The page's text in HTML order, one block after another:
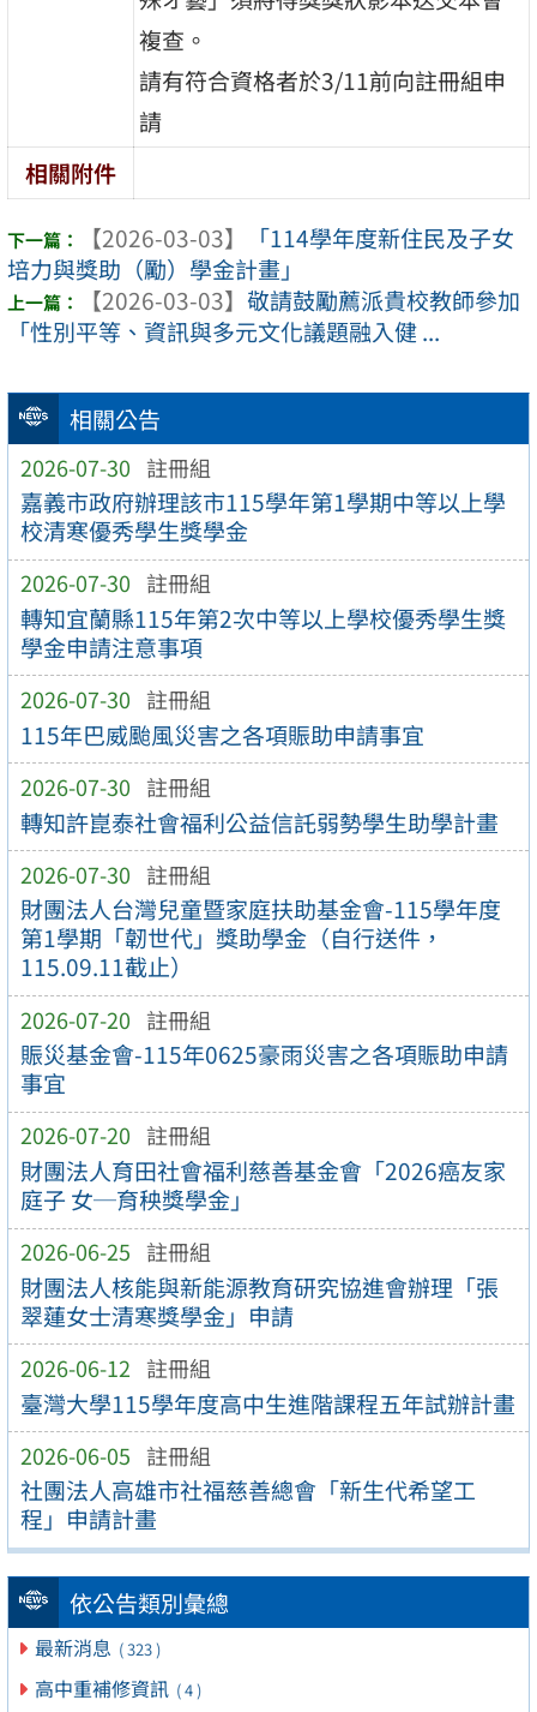
相關公告
2026-07-30 註冊組
嘉義市政府辦理該市115學年第1學期中等以上學
校清寒優秀學生獎學金
2026-07-30 註冊組
轉知宜蘭縣115年第2次中等以上學校優秀學生獎
學金申請注意事項
2026-07-30 註冊組
115年巴威颱風災害之各項賑助申請事宜
2026-07-30 註冊組
轉知許崑泰社會福利公益信託弱勢學生助學計畫
2026-07-30 註冊組
財團法人台灣兒童暨家庭扶助基金會-115學年度
第1學期「韌世代」獎助學金（自行送件，
115.09.11截止）
2026-07-20 註冊組
賑災基金會-115年0625豪雨災害之各項賑助申請
事宜
2026-07-20 註冊組
財團法人育田社會福利慈善基金會「2026癌友家
庭子 女─育秧獎學金」
2026-06-25 註冊組
財團法人核能與新能源教育研究協進會辦理「張
翠蓮女士清寒獎學金」申請
2026-06-12 註冊組
臺灣大學115學年度高中生進階課程五年試辦計畫
2026-06-05 註冊組
社團法人高雄市社福慈善總會「新生代希望工
程」申請計畫
依公告類別彙總
最新消息 ( 323 )
高中重補修資訊 ( 4 )
複查。
請有符合資格者於3/11前向註冊組申
請
相關附件
【2026-03-03】
「114學年度新住民及子女
培力與獎助（勵）學金計畫」
【2026-03-03】 敬請鼓勵薦派貴校教師參加
「性別平等、資訊與多元文化議題融入健 ...